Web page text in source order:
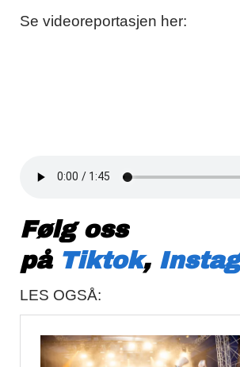
Se videoreportasjen her:
Følg oss
på Tiktok,
LES OGSÅ: